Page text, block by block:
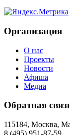
Организация
О нас
Проекты
Новости
Афиша
Медиа
Обратная
115184, Москва,
8 (495) 951-87-59